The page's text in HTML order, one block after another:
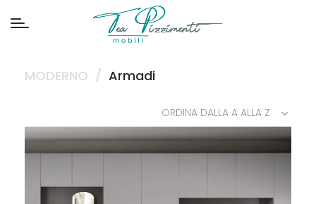
MODERNO / Armadi
ORDINA DALLA A ALLA Z